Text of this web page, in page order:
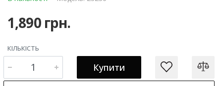
1,890 грн.
КІЛЬКІСТЬ
Купити